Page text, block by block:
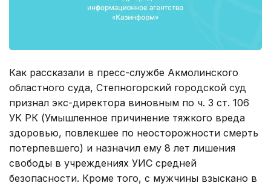
Как рассказали в пресс-службе Акмолинского
областного суда, Степногорский городской суд
признал экс-директора виновным по ч. 3 ст. 106
УК РК (Умышленное причинение тяжкого вреда
здоровью, повлекшее по неосторожности смерть
потерпевшего) и назначил ему 8 лет лишения
свободы в учреждениях УИС средней
безопасности. Кроме того, с мужчины взыскано в